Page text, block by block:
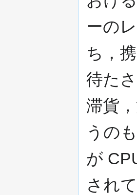
ーの
ち，
待た
滞貨
うの
が
され